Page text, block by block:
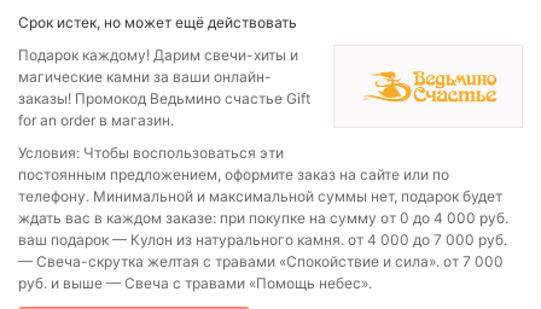
Срок истек, но может ещё действовать
Подарок каждому! Дарим свечи-хиты и
магические камни за ваши онлайн-
заказы! Промокод Ведьмино счастье Gift
for an order в магазин.
Условия: Чтобы воспользоваться эти
постоянным предложением, оформите заказ на сайте или по
телефону. Минимальной и максимальной суммы нет, подарок будет
ждать вас в каждом заказе: при покупке на сумму от 0 до 4 000 руб.
ваш подарок — Кулон из натурального камня. от 4 000 до 7 000 руб.
— Свеча-скрутка желтая с травами «Спокойствие и сила». от 7 000
руб. и выше — Свеча с травами «Помощь небес».